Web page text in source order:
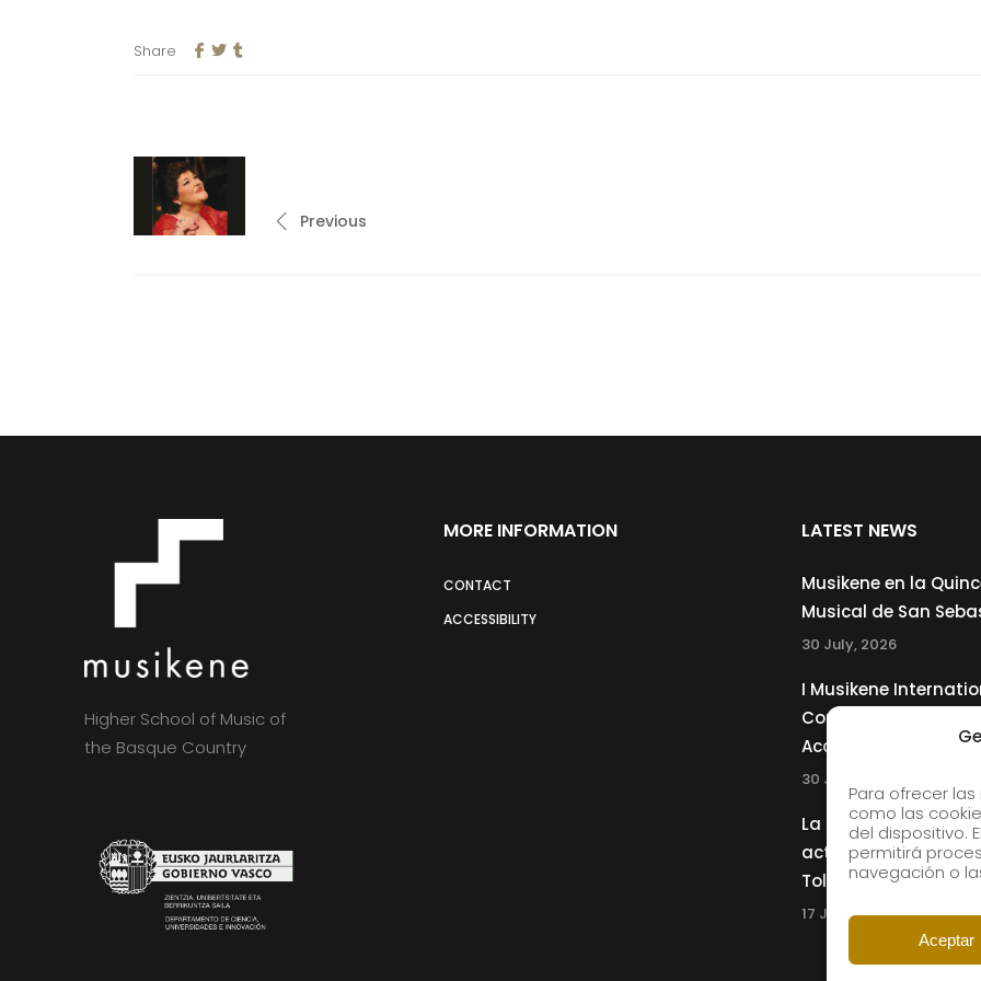
Para ofrecer
como las
del dispositivo.
permitirá
navegación o
Aceptar
Share
Previous
Higher School of Music of
the Basque Country
MORE INFORMATION
CONTACT
ACCESSIBILITY
LATEST NEWS
Musikene en la
Musical de San
30 July, 2026
I Musikene
Competition for
Accordionists
30 July, 2026
La Musikene Big
actuará junto a
Tolliver en el 61
17 July, 2026